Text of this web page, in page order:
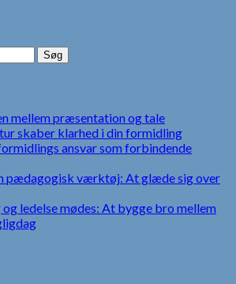
mellem præsentation og tale
skaber klarhed i din formidling
ansvar som forbindende
pædagogisk værktøj: At glæde sig over
ledelse mødes: At bygge bro mellem